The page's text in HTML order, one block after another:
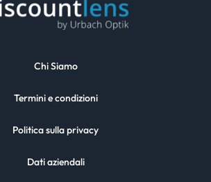
Chi Siamo
Termini e condizioni
Politica sulla privacy
Dati aziendali